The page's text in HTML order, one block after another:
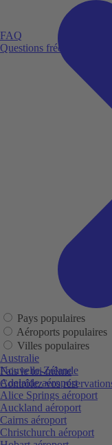
FAQ
Questions fréquemment
Fais le toi-même
Contrôlez vos
Pays populaires
Aéroports populaires
Villes populaires
Australie
Nouvelle-Zélande
Adelaide aéroport
Alice Springs aéroport
Auckland aéroport
Cairns aéroport
Christchurch aéroport